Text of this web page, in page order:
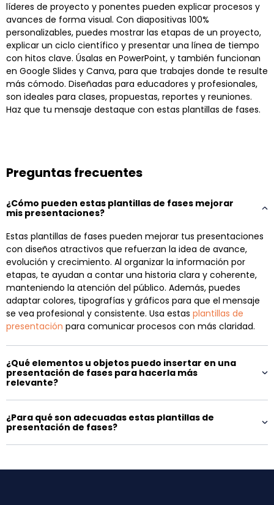
líderes de proyecto y ponentes pueden explicar procesos y
avances de forma visual. Con diapositivas 100%
personalizables, puedes mostrar las etapas de un proyecto,
explicar un ciclo científico y presentar una línea de tiempo
con hitos clave. Úsalas en PowerPoint, y también funcionan
en Google Slides y Canva, para que trabajes donde te resulte
más cómodo. Diseñadas para educadores y profesionales,
son ideales para clases, propuestas, reportes y reuniones.
Haz que tu mensaje destaque con estas plantillas de fases.
Preguntas frecuentes
¿Cómo pueden estas plantillas de fases mejorar
mis presentaciones?
Estas plantillas de fases pueden mejorar tus presentaciones
con diseños atractivos que refuerzan la idea de avance,
evolución y crecimiento. Al organizar la información por
etapas, te ayudan a contar una historia clara y coherente,
manteniendo la atención del público. Además, puedes
adaptar colores, tipografías y gráficos para que el mensaje
se vea profesional y consistente. Usa estas plantillas de
presentación para comunicar procesos con más claridad.
¿Qué elementos u objetos puedo insertar en una
presentación de fases para hacerla más
relevante?
¿Para qué son adecuadas estas plantillas de
presentación de fases?